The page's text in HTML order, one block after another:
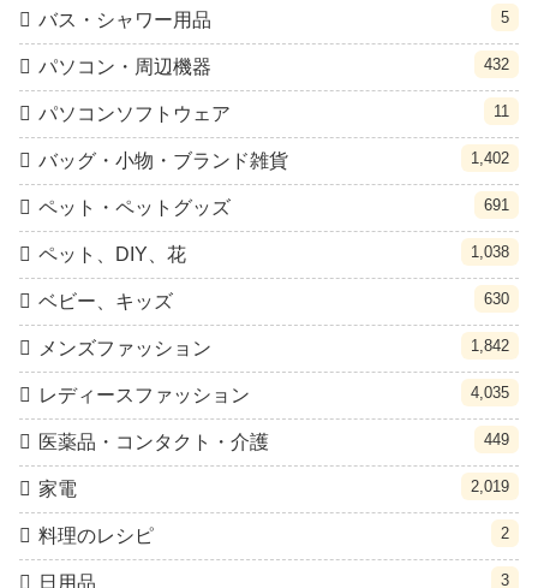
バス・シャワー用品 5
パソコン・周辺機器 432
パソコンソフトウェア 11
バッグ・小物・ブランド雑貨 1,402
ペット・ペットグッズ 691
ペット、DIY、花 1,038
ベビー、キッズ 630
メンズファッション 1,842
レディースファッション 4,035
医薬品・コンタクト・介護 449
家電 2,019
料理のレシピ 2
日用品 3